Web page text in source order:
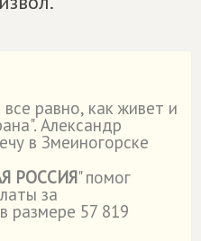
равно, как живет и
Александр
в Змеиногорске
РОССИЯ" помог
за
размере 57 819